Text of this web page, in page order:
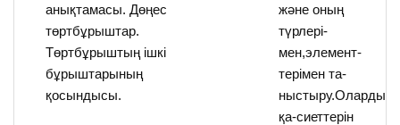
анықтамасы. Дөңес
төртбұрыштар.
Төртбұрыштың ішкі
бұрыштарының
қосындысы.
және оның
түрлері-
мен,элемент-
терімен та-
ныстыру.Олардың
қа-сиеттерін